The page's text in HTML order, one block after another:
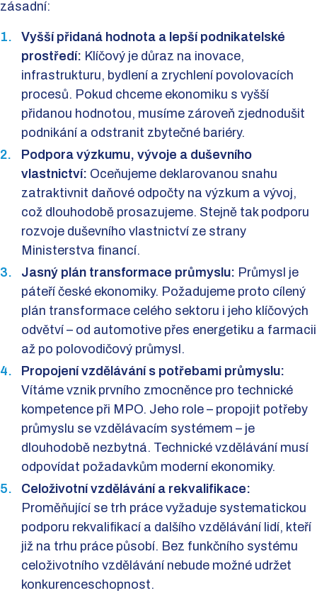
zásadní:
Vyšší přidaná hodnota a lepší podnikatelské
prostředí: Klíčový je důraz na inovace,
infrastrukturu, bydlení a zrychlení povolovacích
procesů. Pokud chceme ekonomiku s vyšší
přidanou hodnotou, musíme zároveň zjednodušit
podnikání a odstranit zbytečné bariéry.
Podpora výzkumu, vývoje a duševního
vlastnictví: Oceňujeme deklarovanou snahu
zatraktivnit daňové odpočty na výzkum a vývoj,
což dlouhodobě prosazujeme. Stejně tak podporu
rozvoje duševního vlastnictví ze strany
Ministerstva financí.
Jasný plán transformace průmyslu: Průmysl je
páteří české ekonomiky. Požadujeme proto cílený
plán transformace celého sektoru i jeho klíčových
odvětví – od automotive přes energetiku a farmacii
až po polovodičový průmysl.
Propojení vzdělávání s potřebami průmyslu:
Vítáme vznik prvního zmocněnce pro technické
kompetence při MPO. Jeho role – propojit potřeby
průmyslu se vzdělávacím systémem – je
dlouhodobě nezbytná. Technické vzdělávání musí
odpovídat požadavkům moderní ekonomiky.
Celoživotní vzdělávání a rekvalifikace:
Proměňující se trh práce vyžaduje systematickou
podporu rekvalifikací a dalšího vzdělávání lidí, kteří
již na trhu práce působí. Bez funkčního systému
celoživotního vzdělávání nebude možné udržet
konkurenceschopnost.